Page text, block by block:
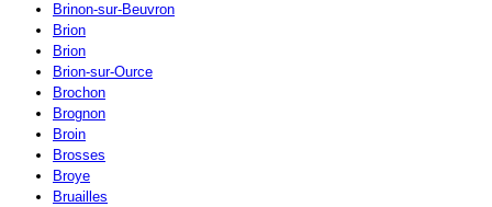
Brinon-sur-Beuvron
Brion
Brion
Brion-sur-Ource
Brochon
Brognon
Broin
Brosses
Broye
Bruailles